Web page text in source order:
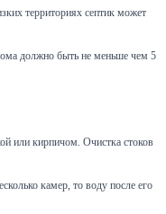
территориях септик может
должно быть не меньше чем 5
или кирпичом. Очистка стоков
камер, то воду после его